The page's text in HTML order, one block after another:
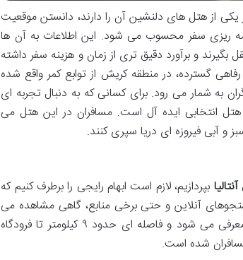
یکی از هتل های دلنشین آن را دارند، دانستن موقعیت
ریزی سفر محسوب می شود. این اطلاعات به آن ها
و برآورد دقیق تری از زمان و هزینه سفر داشته
گسترده، در منطقه کریش از توابع کمر واقع شده
به شمار می رود. برای کسانی که به دنبال تجربه ای
انتخابی ایده آل است. مسافران در این هتل می
و آبی فیروزه ای دریا سپری کنند.
بپردازیم، لازم است ابهام رایجی را برطرف کنیم که
آنلاین و حتی برخی منابع، گاهی مشاهده می
شود که هتلی با نام «رویال تاور کریس» در منطقه لارا آنتالیا معرفی می شود و فاصله ای حدود ۹ کیلومتر تا فرودگاه
شده است.